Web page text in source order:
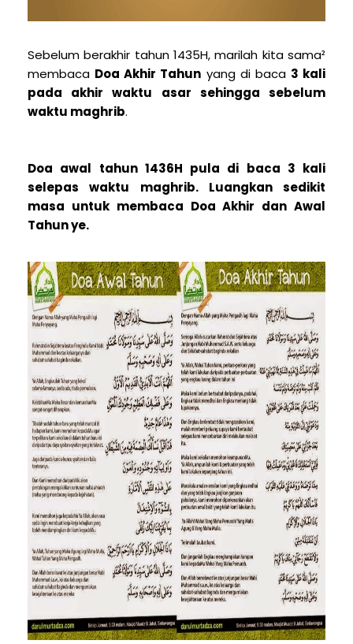
Sebelum berakhir tahun 1435H, marilah kita sama²
membaca Doa Akhir Tahun yang di baca 3 kali
pada akhir waktu asar sehingga sebelum
waktu maghrib.
Doa awal tahun1436H pula di baca 3 kali
selepas waktu maghrib. Luangkan sedikit
masa untuk membaca Doa Akhir dan Awal
Tahun ye.